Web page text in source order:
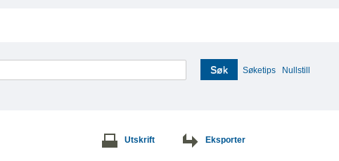
Søk Søketips Nullstill
Utskrift Eksporter